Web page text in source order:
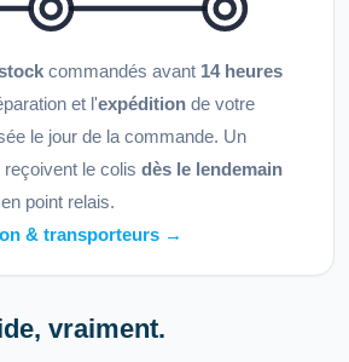
commandés avant 14 heures
et l'expédition de votre
le jour de la commande. Un
le colis dès le lendemain
point relais.
& transporteurs →
vraiment.